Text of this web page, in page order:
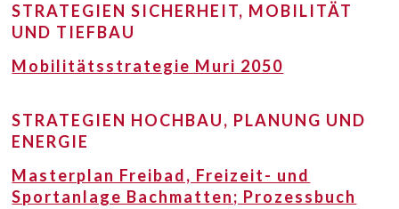
STRATEGIEN SICHERHEIT, MOBILITÄT
UND TIEFBAU
Mobilitätsstrategie Muri 2050
STRATEGIEN HOCHBAU, PLANUNG UND
ENERGIE
Masterplan Freibad, Freizeit- und
Sportanlage Bachmatten; Prozessbuch